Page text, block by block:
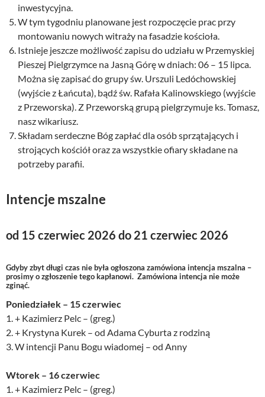
inwestycyjna.
W tym tygodniu planowane jest rozpoczęcie prac przy
montowaniu nowych witraży na fasadzie kościoła.
Istnieje jeszcze możliwość zapisu do udziału w Przemyskiej
Pieszej Pielgrzymce na Jasną Górę w dniach: 06 – 15 lipca.
Można się zapisać do grupy św. Urszuli Ledóchowskiej
(wyjście z Łańcuta), bądź św. Rafała Kalinowskiego (wyjście
z Przeworska). Z Przeworską grupą pielgrzymuje ks. Tomasz,
nasz wikariusz.
Składam serdeczne Bóg zapłać dla osób sprzątających i
strojących kościół oraz za wszystkie ofiary składane na
potrzeby parafii.
Intencje mszalne
od 15 czerwiec 2026 do 21 czerwiec 2026
Gdyby zbyt długi czas nie była ogłoszona zamówiona intencja mszalna –
prosimy o zgłoszenie tego kapłanowi. Zamówiona intencja nie może
zginąć.
Poniedziałek – 15 czerwiec
1. + Kazimierz Pelc – (greg.)
2. + Krystyna Kurek – od Adama Cyburta z rodziną
3. W intencji Panu Bogu wiadomej – od Anny
Wtorek – 16 czerwiec
1. + Kazimierz Pelc – (greg.)